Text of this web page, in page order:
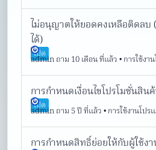
ไม่อนุญาตให้ยอดคงเหลือติดลบ
ได้)
เปิด
adminถาม 10 เดือน ที่แล้ว•การใช้งา
การกำหนดเงื่อนไขโปรโมชั่นสิน
เปิด
adminถาม 5 ปี ที่แล้ว•การใช้งานโปร
การกำหนดสิทธิ์ย่อยให้กับผู้ใช้งา